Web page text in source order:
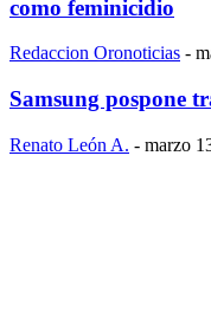
como feminicidio
Redaccion Oronoticias -
Samsung pospone
Renato León A. - marzo